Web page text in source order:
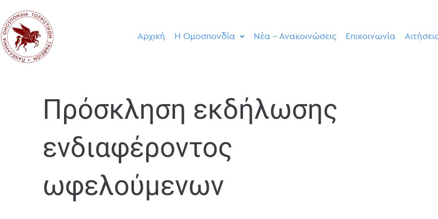
Αρχική Η Ομοσπονδία Νέα – Ανακοινώσεις Επικοινωνία
Πρόσκληση εκδήλωσης
ενδιαφέροντος
ωφελούμενων